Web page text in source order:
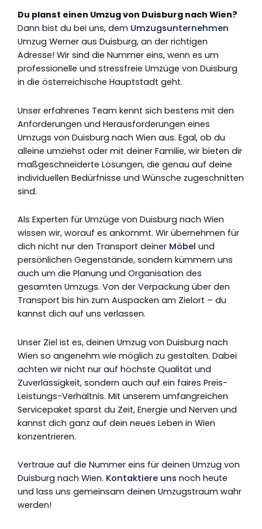
Du planst einen Umzug von Duisburg nach Wien?
Dann bist du bei uns, dem Umzugsunternehmen
Umzug Werner aus Duisburg, an der richtigen
Adresse! Wir sind die Nummer eins, wenn es um
professionelle und stressfreie Umzüge von Duisburg
in die österreichische Hauptstadt geht.
Unser erfahrenes Team kennt sich bestens mit den
Anforderungen und Herausforderungen eines
Umzugs von Duisburg nach Wien aus. Egal, ob du
alleine umziehst oder mit deiner Familie, wir bieten dir
maßgeschneiderte Lösungen, die genau auf deine
individuellen Bedürfnisse und Wünsche zugeschnitten
sind.
Als Experten für Umzüge von Duisburg nach Wien
wissen wir, worauf es ankommt. Wir übernehmen für
dich nicht nur den Transport deiner Möbel und
persönlichen Gegenstände, sondern kümmern uns
auch um die Planung und Organisation des
gesamten Umzugs. Von der Verpackung über den
Transport bis hin zum Auspacken am Zielort – du
kannst dich auf uns verlassen.
Unser Ziel ist es, deinen Umzug von Duisburg nach
Wien so angenehm wie möglich zu gestalten. Dabei
achten wir nicht nur auf höchste Qualität und
Zuverlässigkeit, sondern auch auf ein faires Preis-
Leistungs-Verhältnis. Mit unserem umfangreichen
Servicepaket sparst du Zeit, Energie und Nerven und
kannst dich ganz auf dein neues Leben in Wien
konzentrieren.
Vertraue auf die Nummer eins für deinen Umzug von
Duisburg nach Wien. Kontaktiere uns noch heute
und lass uns gemeinsam deinen Umzugstraum wahr
werden!